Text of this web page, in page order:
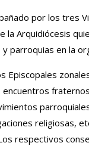
por los tres
Arquidiócesis
parroquias en la
Episcopales
encuentros
religiosas,
respectivos